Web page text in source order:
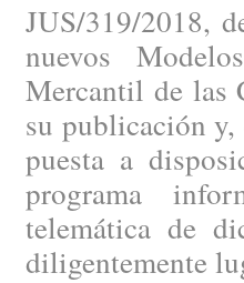
JUS/319/2018,
nuevos
Mercantil de las
su publicación y,
puesta a
programa
telemática de
diligentemente